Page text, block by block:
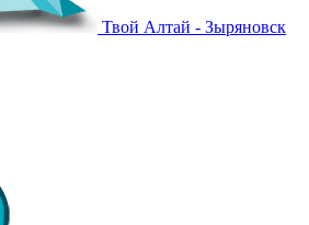
Твой Алтай - Зыряновск